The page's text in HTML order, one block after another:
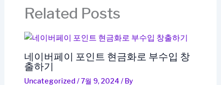
Related Posts
네이버페이 포인트 현금화로 부수입 창
출하기
Uncategorized /7월 9, 2024 / By